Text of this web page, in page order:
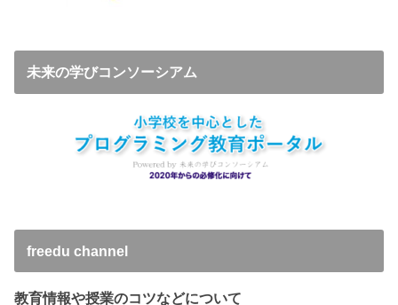
未来の学びコンソーシアム
freedu channel
教育情報や授業のコツなどについて